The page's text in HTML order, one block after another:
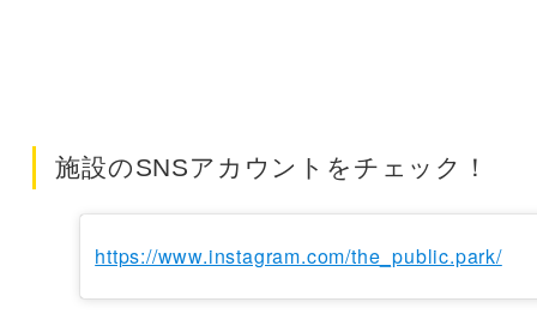
施設のSNSアカウントをチェック！
https://www.instagram.com/the_public.park/